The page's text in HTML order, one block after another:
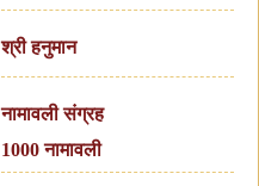
श्री हनुमान
नामावली संग्रह
1000 नामावली